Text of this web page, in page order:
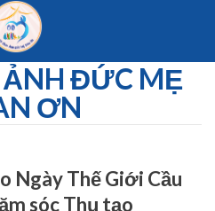
ĐỨC MẸ
ƠN
Ngày Thế Giới Cầu
sóc Thụ tạo